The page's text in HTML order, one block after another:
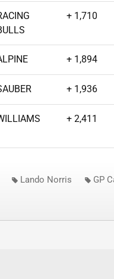
+ 1,710
+ 1,894
+ 1,936
+ 2,411
Lando Norris GP